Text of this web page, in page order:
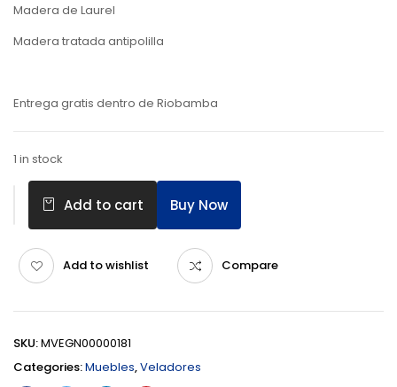
Madera de Laurel
Madera tratada antipolilla
Entrega gratis dentro de Riobamba
1 in stock
Add to cart Buy Now
Add to wishlist Compare
SKU:MVEGN00000181
Categories:Muebles,Veladores